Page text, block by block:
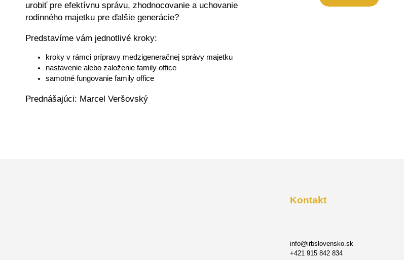
urobiť pre efektívnu správu, zhodnocovanie a uchovanie
rodinného majetku pre ďalšie generácie?
Predstavíme vám jednotlivé kroky:
kroky v rámci prípravy medzigeneračnej správy majetku
nastavenie alebo založenie family office
samotné fungovanie family office
Prednášajúci: Marcel Veršovský
Kontakt
info@irbslovensko.sk
+421 915 842 834